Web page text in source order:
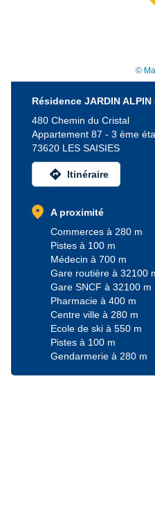
©
Résidence JARDIN ALPIN
480 Chemin du Cristal
Appartement 87 - 3 ème
73620 LES SAISIES
directions Itinéraire
location_on
A proximité
Commerces à 280 m
Pistes à 100 m
Médecin à 700 m
Gare routière à 32100
Gare SNCF à 32100 m
Pharmacie à 400 m
Centre ville à 280 m
Ecole de ski à 550 m
Pistes à 100 m
Gendarmerie à 280 m